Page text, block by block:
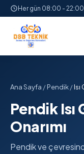
Her gün 08:00 - 22:00
Ana Sayfa /Pendik/Isı
Pendik Isı
Onarımı
Pendik ve